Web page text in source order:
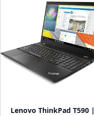
Lenovo ThinkPad T590 |